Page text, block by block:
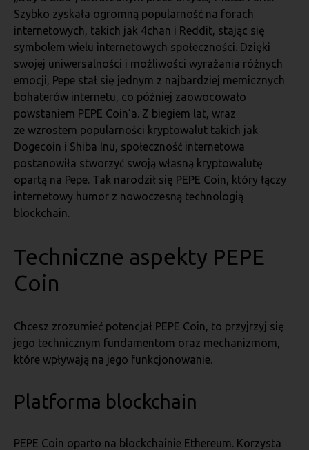
Szybko zyskała ogromną popularność na forach
internetowych, takich jak 4chan i Reddit, stając się
symbolem wielu internetowych społeczności. Dzięki
swojej uniwersalności i możliwości wyrażania różnych
emocji, Pepe stał się jednym z najbardziej memicznych
bohaterów internetu, co później zaowocowało
powstaniem PEPE Coin’a. Z biegiem lat, wraz
ze wzrostem popularności kryptowalut takich jak
Dogecoin i Shiba Inu, społeczność internetowa
postanowiła stworzyć swoją własną kryptowalutę
opartą na Pepe. Tak narodził się PEPE Coin, który łączy
internetowy humor z nowoczesną technologią
blockchain.
Techniczne aspekty PEPE
Coin
Chcesz zrozumieć potencjał PEPE Coin, to przyjrzyj się
jego technicznym fundamentom oraz mechanizmom,
które wpływają na jego funkcjonowanie.
Platforma blockchain
PEPE Coin oparto na blockchainie Ethereum. Korzysta